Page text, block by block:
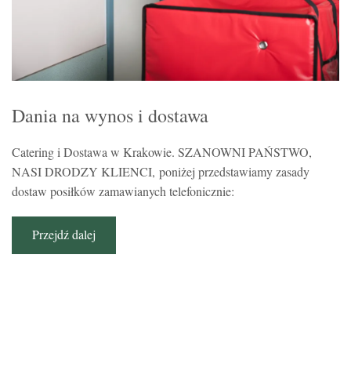
Dania na wynos i dostawa
Catering i Dostawa w Krakowie. SZANOWNI PAŃSTWO,
NASI DRODZY KLIENCI, poniżej przedstawiamy zasady
dostaw posiłków zamawianych telefonicznie:
Przejdź dalej